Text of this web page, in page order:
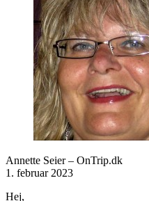
Annette Seier – OnTrip.dk
1. februar 2023
Hej,